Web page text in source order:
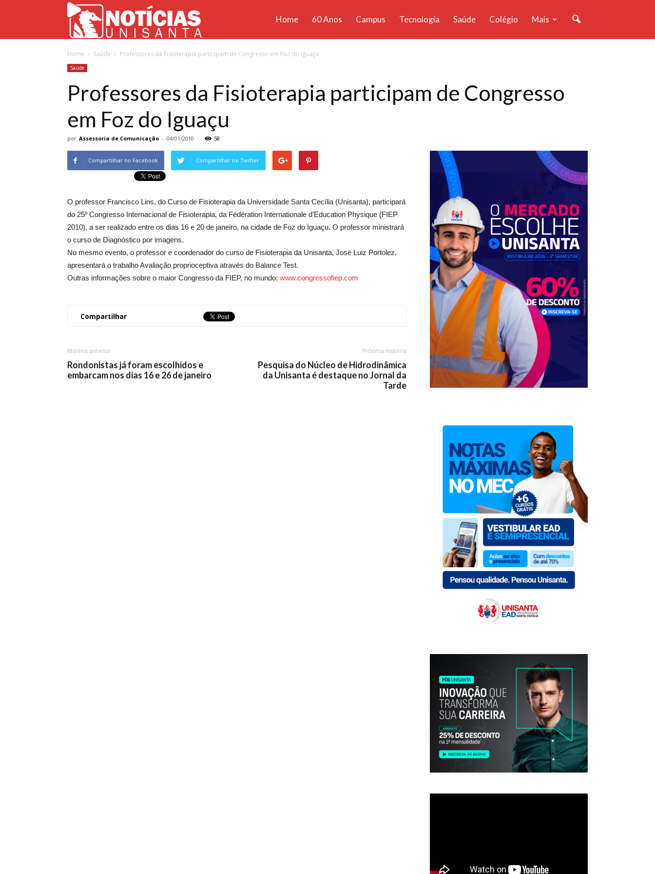
Unisanta
Home 60 Anos Campus Tecnologia Saúde Colégio Mais
Home Saúde Professores da Fisioterapia participam de Congresso em Foz do Iguaçu
Saúde
Professores da Fisioterapia participam de Congresso
em Foz do Iguaçu
por Assessoria de Comunicação - 04/01/2010 58
Compartilhar no Facebook Compartilhar no Twitter
O professor Francisco Lins, do Curso de Fisioterapia da Universidade Santa Cecília (Unisanta), participará
do 25º Congresso Internacional de Fisioterapia, da Fédération Internationale d’Education Physique (FIEP
2010), a ser realizado entre os dias 16 e 20 de janeiro, na cidade de Foz do Iguaçu. O professor ministrará
o curso de Diagnóstico por imagens.
No mesmo evento, o professor e coordenador do curso de Fisioterapia da Unisanta, José Luiz Portolez,
apresentará o trabalho Avaliação proprioceptiva através do Balance Test.
Outras informações sobre o maior Congresso da FIEP, no mundo: www.congressofiep.com
Compartilhar
Matéria anterior
Rondonistas já foram escolhidos e
embarcam nos dias 16 e 26 de janeiro
Próxima matéria
Pesquisa do Núcleo de Hidrodinâmica
da Unisanta é destaque no Jornal da
Tarde